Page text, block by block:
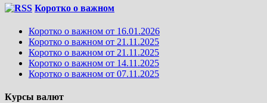
Коротко о важном
Коротко о важном от 16.01.2026
Коротко о важном от 21.11.2025
Коротко о важном от 21.11.2025
Коротко о важном от 14.11.2025
Коротко о важном от 07.11.2025
Курсы валют